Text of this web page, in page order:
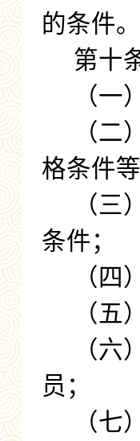
的条件。
第十
（
（
格条件
（
条件；
（四
（五
（
员；
（